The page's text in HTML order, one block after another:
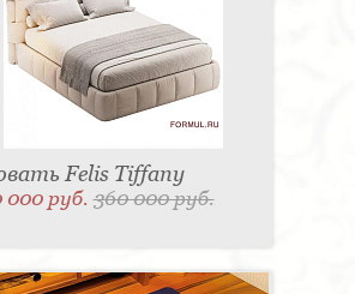
Felis Tiffany
000 руб.360 000 руб.